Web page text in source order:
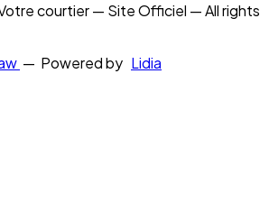
courtier — Site Officiel — All rights
— Powered by Lidia